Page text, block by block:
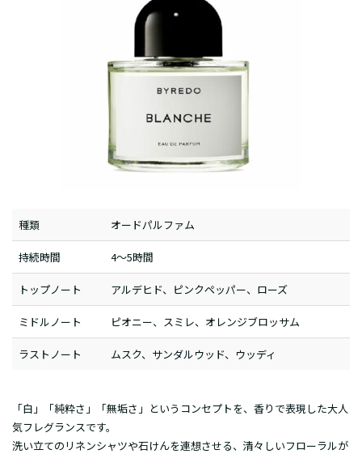
種類 オードパルファム
持続時間 4～5時間
トップノート アルデヒド、ピンクペッパー、ローズ
ミドルノート ピオニー、スミレ、オレンジブロッサム
ラストノート ムスク、サンダルウッド、ウッディ
「白」「純粋さ」「無垢さ」というコンセプトを、香りで表現した大人
気フレグランスです。
洗い立てのリネンシャツや石けんを連想させる、清々しいフローラルが